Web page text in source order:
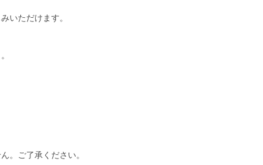
いただけます。
。ご了承ください。